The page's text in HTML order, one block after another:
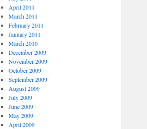
April 2011
March 2011
February 2011
January 2011
March 2010
December 2009
November 2009
October 2009
September 2009
August 2009
July 2009
June 2009
May 2009
April 2009